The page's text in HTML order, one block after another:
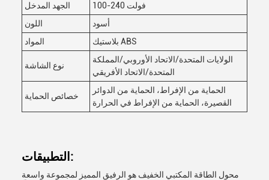
الجهد المدخل
100-240 فولت
اللون
أسود
المواد
بلاستيك ABS
نوع الشاشة
الولايات المتحدة/الاتحاد الأوروبي/المملكة
المتحدة/الاتحاد الأفريقي
خصائص الحماية
الحماية من الإفراط، الحماية من الدوائر
القصيرة، الحماية من الإفراط في الحرارة
التطبيقات:
محول الطاقة المكتبي الخفيف هو الرفيق المميز لمجموعة واسعة